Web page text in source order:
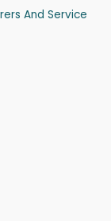
And Service